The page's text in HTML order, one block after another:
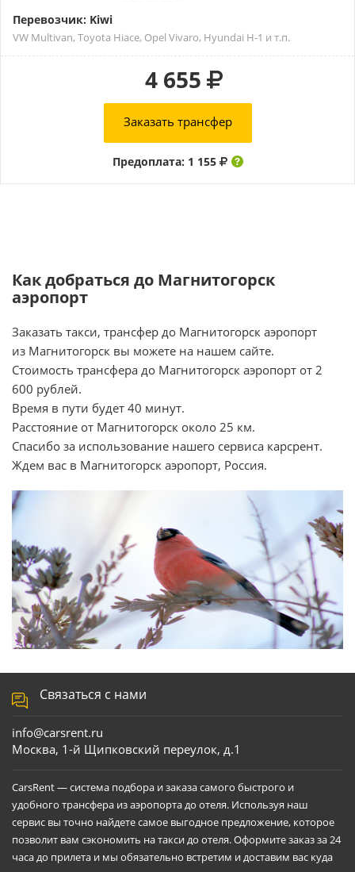
Перевозчик: Kiwi
VW Multivan, Toyota Hiace, Opel Vivaro, Hyundai H-1 и т.п.
4 655
Заказать трансфер
Предоплата: 1 155
Как добраться до Магнитогорск
аэропорт
Заказать такси, трансфер до Магнитогорск аэропорт
из Магнитогорск вы можете на нашем сайте.
Стоимость трансфера до Магнитогорск аэропорт от 2
600 рублей.
Время в пути будет 40 минут.
Расстояние от Магнитогорск около 25 км.
Спасибо за использование нашего сервиса карсрент.
Ждем вас в Магнитогорск аэропорт, Россия.
Связаться с нами
info@carsrent.ru
Москва, 1-й Щипковский переулок, д.1
CarsRent — система подбора и заказа самого быстрого и
удобного трансфера из аэропорта до отеля. Используя наш
сервис вы точно найдете самое выгодное предложение, которое
позволит вам сэкономить на такси до отеля. Оформите заказ за 24
часа до прилета и мы обязательно встретим и доставим вас куда